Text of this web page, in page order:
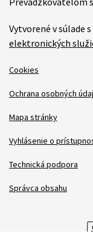
Vytvorené v súlade s
elektronických
Cookies
Ochrana osobných
Mapa stránky
Vyhlásenie o
Technická podpora
Správca obsahu